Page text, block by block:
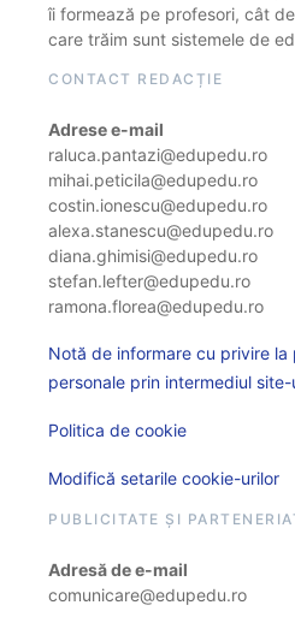
îi formează pe profesori, cât
care trăim sunt sistemele de
CONTACT REDACȚIE
Adrese e-mail
raluca.pantazi@edupedu.ro
mihai.peticila@edupedu.ro
costin.ionescu@edupedu.ro
alexa.stanescu@edupedu.ro
diana.ghimisi@edupedu.ro
stefan.lefter@edupedu.ro
ramona.florea@edupedu.ro
Notă de informare cu privire
personale prin intermediul site-
Politica de cookie
Modifică setarile cookie-urilor
PUBLICITATE ȘI
Adresă de e-mail
comunicare@edupedu.ro